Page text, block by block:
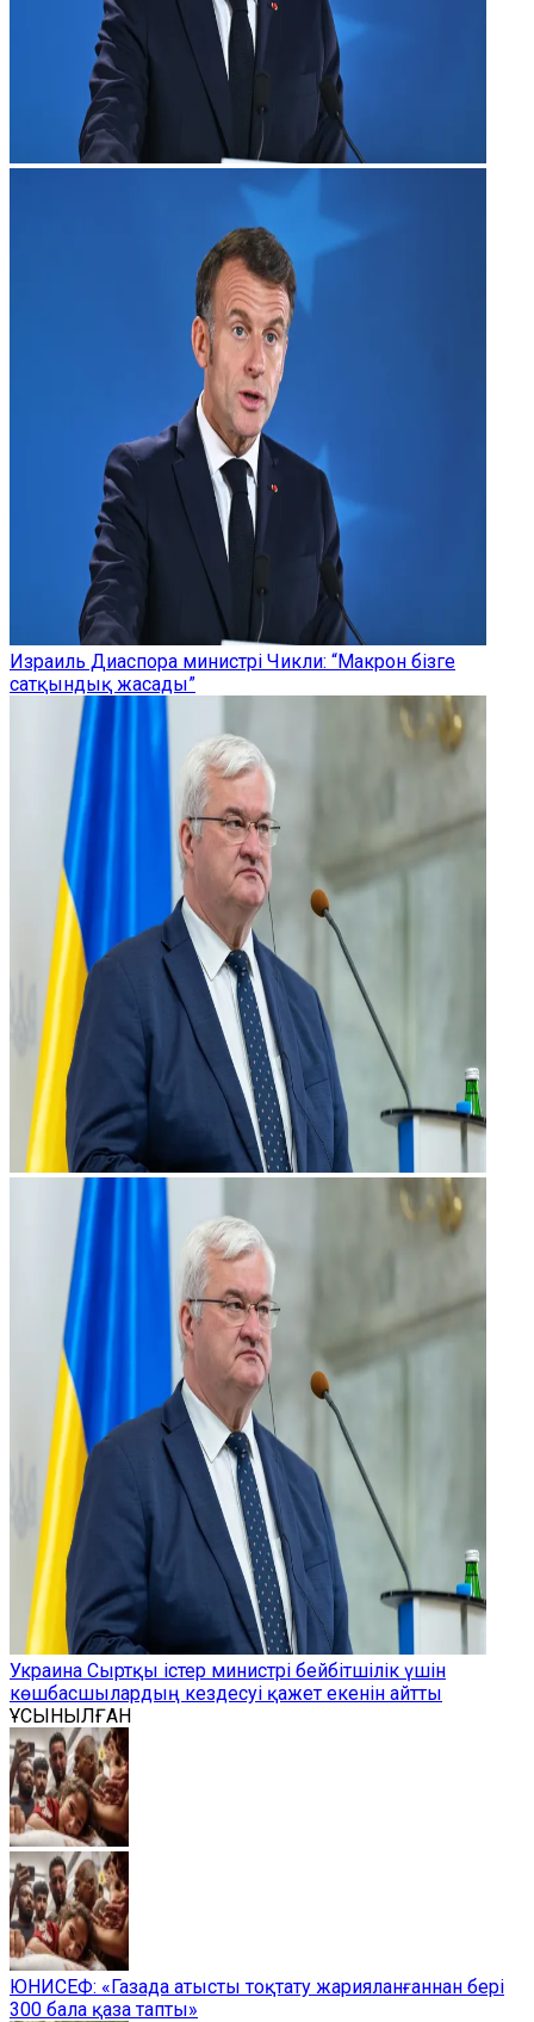
Израиль Диаспора министрі Чикли: “Макрон бізге
сатқындық жасады”
Украина Сыртқы істер министрі бейбітшілік үшін
көшбасшылардың кездесуі қажет екенін айтты
ҰСЫНЫЛҒАН
ЮНИСЕФ: «Газада атысты тоқтату жарияланғаннан бері
300 бала қаза тапты»